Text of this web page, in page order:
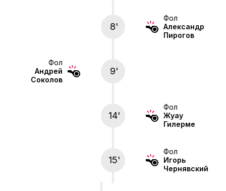
8'
Фол
Александр
Пирогов
Фол
Андрей
Соколов
9'
14'
Фол
Жуау
Гилерме
15'
Фол
Игорь
Чернявский